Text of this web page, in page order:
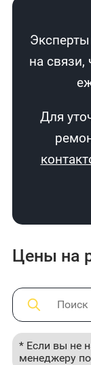
на
Для
Цены на
* Если вы не
менеджеру